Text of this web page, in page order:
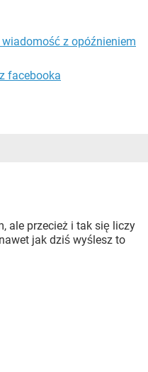
z opóźnieniem
facebooka
ale przecież i tak się liczy
jak dziś wyślesz to